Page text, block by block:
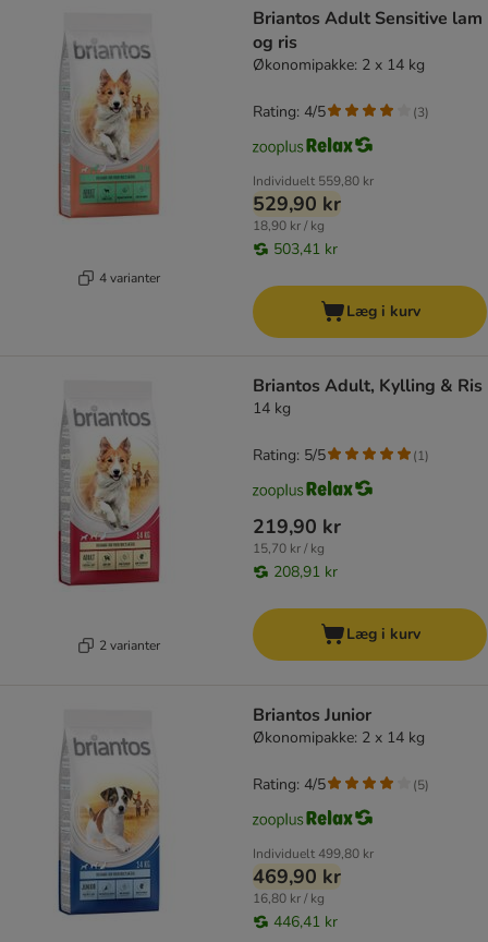
4 varianter
Briantos Adult Sensitive lam
og ris
Økonomipakke: 2 x 14 kg
Individuelt 559,80 kr
529,90 kr
18,90 kr / kg
503,41 kr
Rating: 4/5 (3)
Læg i kurv
2 varianter
Briantos Adult, Kylling & Ris
14 kg
219,90 kr
15,70 kr / kg
208,91 kr
Rating: 5/5 (1)
Læg i kurv
Briantos Junior
Økonomipakke: 2 x 14 kg
Individuelt499,80 kr
469,90 kr
16,80 kr / kg
446,41 kr
Rating: 4/5 (5)